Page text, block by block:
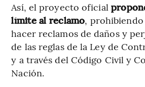
Así, el proyecto oficial
límite al reclamo,
hacer reclamos de daños y
de las reglas de la Ley de
y a través del Código Civil y
Nación.